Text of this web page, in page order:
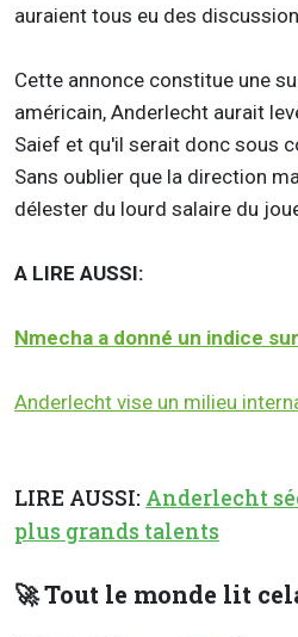
auraient tous eu des
Cette annonce constitue une
américain, Anderlecht aurait
Saief et qu'il serait donc sous
Sans oublier que la direction
délester du lourd salaire du
A LIRE AUSSI:
Nmecha a donné un indice
Anderlecht vise un milieu
LIRE AUSSI: Anderlecht
plus grands talents
🚀 Tout le monde lit